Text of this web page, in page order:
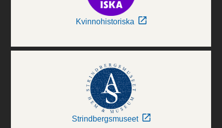
Kvinnohistoriska
Strindbergsmuseet